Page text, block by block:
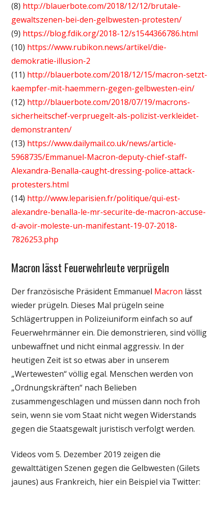
(8) http://blauerbote.com/2018/12/12/brutale-
gewaltszenen-bei-den-gelbwesten-protesten/
(9) https://blog.fdik.org/2018-12/s1544366786.html
(10) https://www.rubikon.news/artikel/die-
demokratie-illusion-2
(11) http://blauerbote.com/2018/12/15/macron-setzt-
kaempfer-mit-haemmern-gegen-gelbwesten-ein/
(12) http://blauerbote.com/2018/07/19/macrons-
sicherheitschef-verpruegelt-als-polizist-verkleidet-
demonstranten/
(13) https://www.dailymail.co.uk/news/article-
5968735/Emmanuel-Macron-deputy-chief-staff-
Alexandra-Benalla-caught-dressing-police-attack-
protesters.html
(14) http://www.leparisien.fr/politique/qui-est-
alexandre-benalla-le-mr-securite-de-macron-accuse-
d-avoir-moleste-un-manifestant-19-07-2018-
7826253.php
Macron lässt Feuerwehrleute verprügeln
Der französische Präsident Emmanuel Macron lässt
wieder prügeln. Dieses Mal prügeln seine
Schlägertruppen in Polizeiuniform einfach so auf
Feuerwehrmänner ein. Die demonstrieren, sind völlig
unbewaffnet und nicht einmal aggressiv. In der
heutigen Zeit ist so etwas aber in unserem
„Wertewesten“ völlig egal. Menschen werden von
„Ordnungskräften“ nach Belieben
zusammengeschlagen und müssen dann noch froh
sein, wenn sie vom Staat nicht wegen Widerstands
gegen die Staatsgewalt juristisch verfolgt werden.
Videos vom 5. Dezember 2019 zeigen die
gewalttätigen Szenen gegen die Gelbwesten (Gilets
jaunes) aus Frankreich, hier ein Beispiel via Twitter: